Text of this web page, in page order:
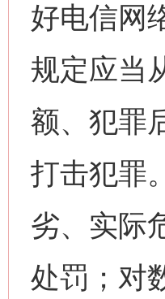
好电信网
规定应当
额、犯罪
打击犯罪
劣、实际
处罚；对